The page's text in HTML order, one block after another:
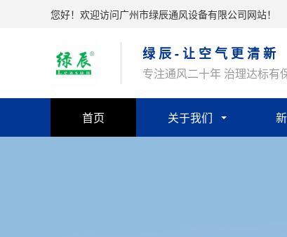
您好！欢迎访问广州市绿辰通风设备有限公司网站！
绿 辰 - 让 空 气 更 清 新
专注通风二十年 治理达标有
首页 关于我们